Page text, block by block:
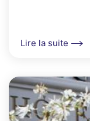
Lire la suite